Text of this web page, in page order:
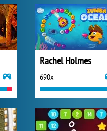
Rachel Holmes
690x